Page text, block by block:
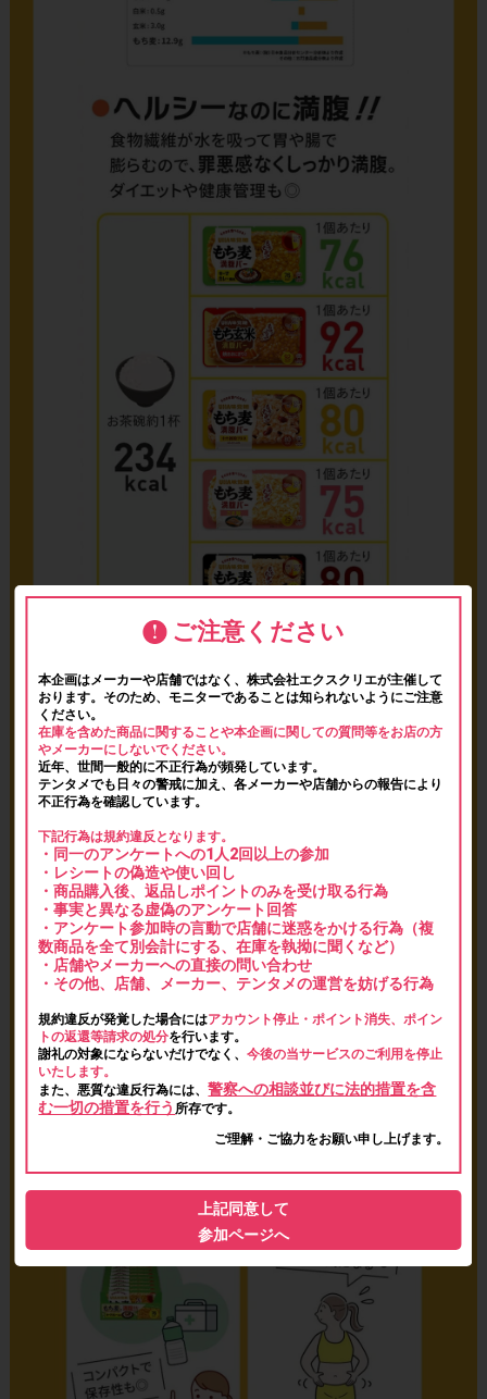
ご注意ください
本企画はメーカーや店舗ではなく、株式会社エクスクリエが主催して
おります。そのため、モニターであることは知られないようにご注意
ください。
在庫を含めた商品に関することや本企画に関しての質問等をお店の方
やメーカーにしないでください。
近年、世間一般的に不正行為が頻発しています。
テンタメでも日々の警戒に加え、各メーカーや店舗からの報告により
不正行為を確認しています。
下記行為は規約違反となります。
・同一のアンケートへの1人2回以上の参加
・レシートの偽造や使い回し
・商品購入後、返品しポイントのみを受け取る行為
・事実と異なる虚偽のアンケート回答
・アンケート参加時の言動で店舗に迷惑をかける行為（複
数商品を全て別会計にする、在庫を執拗に聞くなど）
・店舗やメーカーへの直接の問い合わせ
・その他、店舗、メーカー、テンタメの運営を妨げる行為
規約違反が発覚した場合にはアカウント停止・ポイント消失、ポイン
トの返還等請求の処分を行います。
謝礼の対象にならないだけでなく、今後の当サービスのご利用を停止
いたします。
また、悪質な違反行為には、警察への相談並びに法的措置を含
む一切の措置を行う 所存です。
ご理解・ご協力をお願い申し上げます。
上記同意して
参加ページへ